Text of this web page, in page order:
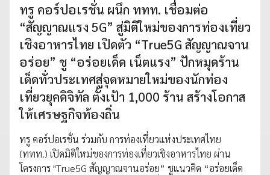
ทรู คอร์ปอเรชั่น ผนึก ททท. เชื่อมต่อ
“สัญญาณแรง 5G” สู่มิติใหม่ของการท่องเที่ยว
เชิงอาหารไทย เปิดตัว “True5G สัญญาณจาน
อร่อย” ชู “อร่อยเด็ด เน็ตแรง” ปักหมุดร้าน
เด็ดทั่วประเทศสู่จุดหมายใหม่ของนักท่อง
เที่ยวยุคดิจิทัล ตั้งเป้า 1,000 ร้าน สร้างโอกาส
ให้เศรษฐกิจท้องถิ่น
ทรู คอร์ปอเรชั่น ร่วมกับ การท่องเที่ยวแห่งประเทศไทย
(ททท.) เปิดมิติใหม่ของการท่องเที่ยวเชิงอาหารไทย ผ่าน
โครงการ "True5G สัญญาณจานอร่อย” ชูแนวคิด “อร่อยเด็ด